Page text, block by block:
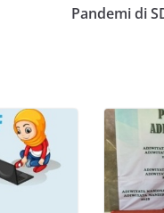
Pandemi di